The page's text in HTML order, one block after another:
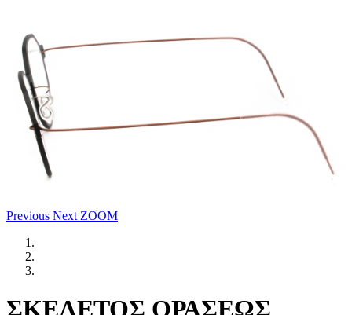
Previous Next ZOOM
ΣΚΕΛΕΤΟΣ ΟΡΑΣΕΩΣ